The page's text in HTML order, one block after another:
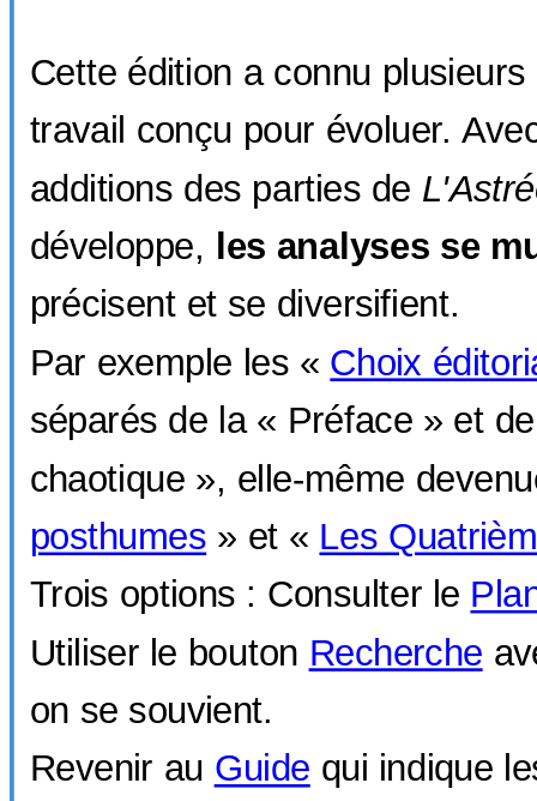
Cette édition a connu
travail conçu pour évoluer.
additions des parties de
développe,
les analyses se
précisent et se diversifient.
Par exemple les « Choix
séparés de la « Préface » et
chaotique », elle-même
posthumes » et « Les
Trois options : Consulter le
Utiliser le bouton Recherche
on se souvient.
Revenir au Guide qui indique